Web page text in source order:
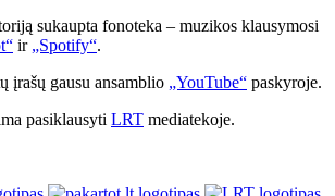
sukaupta fonoteka – muzikos klausymosi
ir „Spotify“.
įrašų gausu ansamblio „YouTube“ paskyroje.
pasiklausyti LRT mediatekoje.